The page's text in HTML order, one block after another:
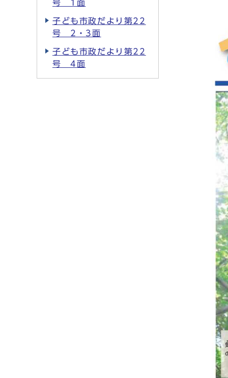
号 1面
子ども市政だより第22
号 2・3面
子ども市政だより第22
号 4面